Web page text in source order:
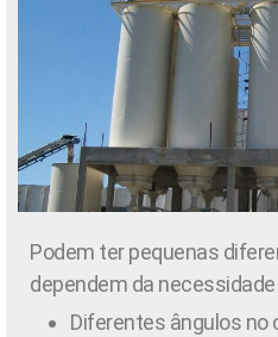
Podem ter pequenas
dependem da
Diferentes ângulos no